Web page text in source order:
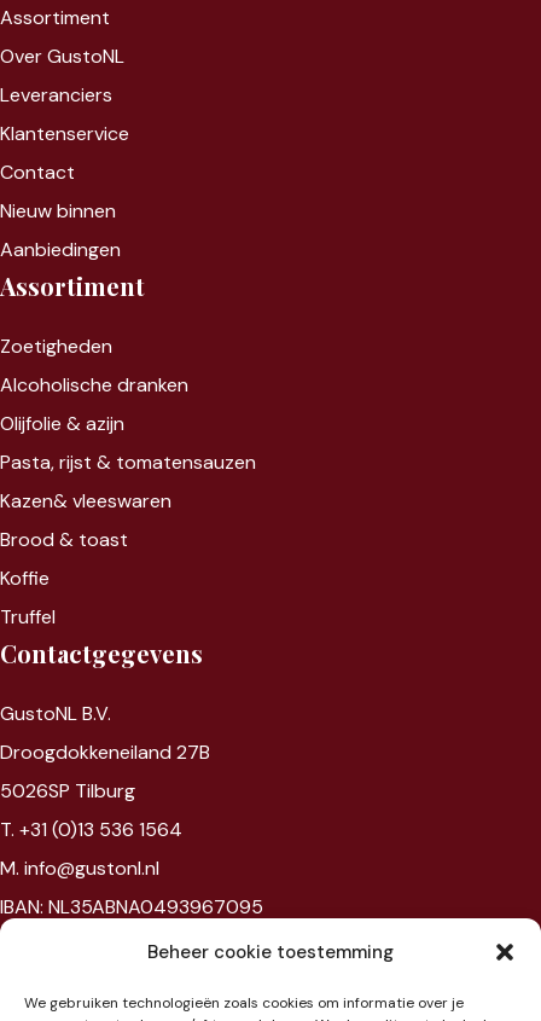
Beheer cookie toestemming
We gebruiken technologieën zoals cookies om informatie over je
Assortiment
Over GustoNL
Leveranciers
Klantenservice
Contact
Nieuw binnen
Aanbiedingen
Assortiment
Zoetigheden
Alcoholische dranken
Olijfolie & azijn
Pasta, rijst & tomatensauzen
Kazen&vleeswaren
Brood & toast
Koffie
Truffel
Contactgegevens
GustoNL B.V.
Droogdokkeneiland 27B
5026SP Tilburg
T. +31 (0)13 536 1564
M. info@gustonl.nl
IBAN: NL35ABNA0493967095
VAT: NL867594172B01